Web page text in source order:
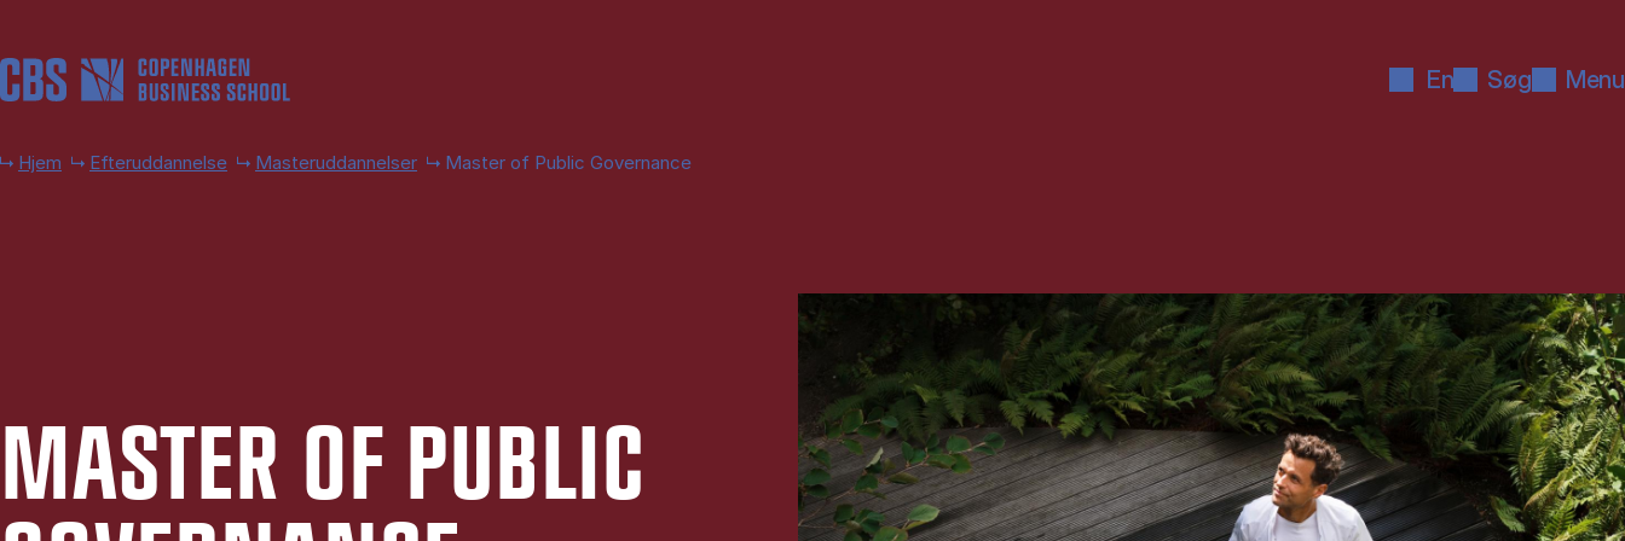
En Søg Menu
Hjem Efteruddannelse Masteruddannelser Master of Public Governance
MA­STER OF PU­BLIC